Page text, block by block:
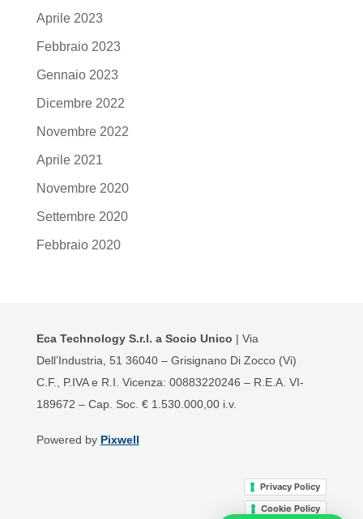
Aprile 2023
Febbraio 2023
Gennaio 2023
Dicembre 2022
Novembre 2022
Aprile 2021
Novembre 2020
Settembre 2020
Febbraio 2020
Eca Technology S.r.l. a Socio Unico | Via
Dell’Industria, 51 36040 – Grisignano Di Zocco (Vi)
C.F., P.IVA e R.I. Vicenza: 00883220246 – R.E.A. VI-
189672 – Cap. Soc. € 1.530.000,00 i.v.
Powered by Pixwell
Privacy Policy
Cookie Policy